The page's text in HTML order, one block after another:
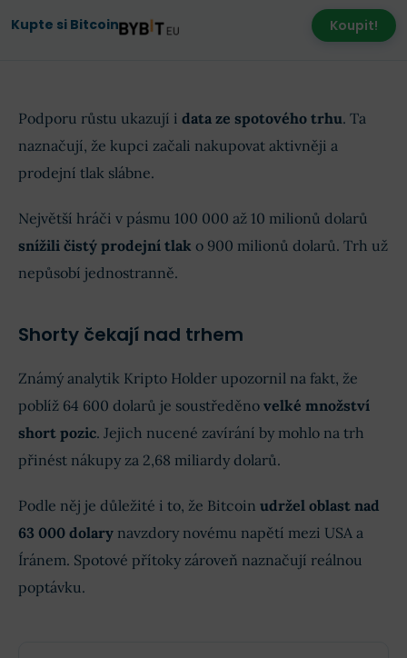
Kupte si Bitcoin Koupit!
Podporu růstu ukazují i data ze spotového trhu. Ta
naznačují, že kupci začali nakupovat aktivněji a
prodejní tlak slábne.
Největší hráči v pásmu 100 000 až 10 milionů dolarů
snížili čistý prodejní tlak o 900 milionů dolarů. Trh už
nepůsobí jednostranně.
Shorty čekají nad trhem
Známý analytik Kripto Holder upozornil na fakt, že
poblíž 64 600 dolarů je soustředěno velké množství
short pozic. Jejich nucené zavírání by mohlo na trh
přinést nákupy za 2,68 miliardy dolarů.
Podle něj je důležité i to, že Bitcoin udržel oblast nad
63 000 dolary navzdory novému napětí mezi USA a
Íránem. Spotové přítoky zároveň naznačují reálnou
poptávku.